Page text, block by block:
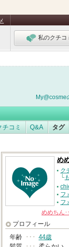
私のクチコ
My@cosme
チコミ Q&A タグ
め
ク
└
フ
フ
めめちん
プロフィール
年齢 ･･･ 44歳